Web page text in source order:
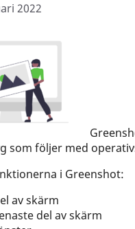
2022
som följer med
i Greenshot:
av skärm
del av skärm